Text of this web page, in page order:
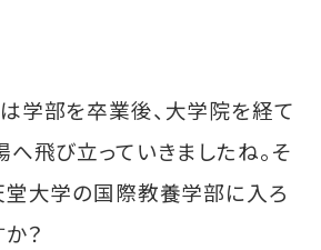
学部を卒業後、大学院を経て
飛び立っていきましたね。そ
堂大学の国際教養学部に入ろ
？